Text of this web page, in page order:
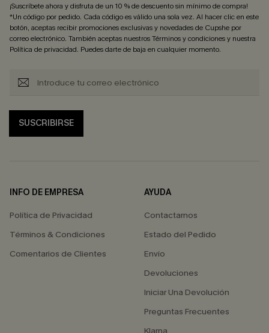
¡Suscríbete ahora y disfruta de un 10 % de descuento sin mínimo de compra!
*Un código por pedido. Cada código es válido una sola vez. Al hacer clic en este
botón, aceptas recibir promociones exclusivas y novedades de Cupshe por
correo electrónico. También aceptas nuestrosTérminos y condicionesy nuestra
Política de privacidad. Puedes darte de baja en cualquier momento.
SUSCRIBIRSE
INFO DE EMPRESA
Política de Privacidad
Términos & Condiciones
Comentarios de Clientes
AYUDA
Contactarnos
Estado del Pedido
Envío
Devoluciones
Iniciar Una Devolución
Preguntas Frecuentes